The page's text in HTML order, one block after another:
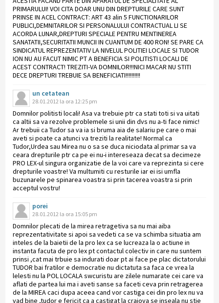
PRIMARULUI! VOI CITA DOAR UNU DIN DREPTURILE CARE SUNT
PRINSE IN ACEL CONTRACT: ART 43 alin 5 FUNCTIONARILOR
PUBLICI,DEMNITARILOR SI PERSONALULUI CONTRACTUAL LI SE
ACORDA LUNAR,DREPTURI SPECIALE PENTRU MENTINEREA
SANATATII,SECURITATII MUNCII IN CUANTUM DE 400 RON! SE PARE CA
SINDICATUL REPREZENTATIV LA NIVELUL POLITIEI LOCALE SI TUDOR
ION NU AU FACUT NIMIC PT A BENEFICIA SI POLITISTI LOCALI DE
ACEST CONTRACT! TREZITI-VA DOMNILOR!!!NICI MACAR NU STITI
DECE DREPTURI TREBUIE SA BENEFICIATI!!!!!!!!!!
un cetatean
28.01.2012 la ora 12:25 pm
Domnilor politisti locali! Asa va trebuie ptr ca stati toti si va uitati
ca altii sa va rezolve problemele si unii din dvs nu a-ti face nimic!
Ar trebuii ca Tudor sa va ia si bruma aia de salariu pe care o mai
aveti si poate ca atunci va treziti la realitate! Normal ca
Tudor,Urdea sau Mirea nu o sa se duca niciodata al primar sa va
ceara drepturile ptr ca pe ei nu-i intereseaza decat sa decimeze
PRO LEX-ul singura organizatie de la voi care va reprezinta si cere
drepturile voastre! Va multumiti cu resturile iar ei isi umfla
buzunarele pe spinarea voastra si prin tacerea voastra si prin
acceptul vostru!
porei
28.01.2012 la ora 15:05 pm
Domnilor plecati de la mirea retragetiva sa nu mai aiba
reprezentativitate si apoi sa vedeti ca se va schimba situatia am
inteles de la baietii de la pro lex ca se lucreaza la o actiune in
instanta facuta de pro lex pt contactul colectiv in care nu suntem
prinsi ,cat mai trbuie sa indurati doar pt ai face pe plac dictatorului
TUDOR bai fratilor e democratie nu dictatuta sa faca ce vrea la
lelesti nu la POL LOCALA swcuristu are zilele numarate cei care va
aflati de partea lui ma i aveti sanse sa faceti ceva prin retragerea
de la MIREA caci dupa aceea cand vor castiga cei din pro lex nu va
vad bine ,tudor e fericit ca a castigat la craiova se inseala nu stie